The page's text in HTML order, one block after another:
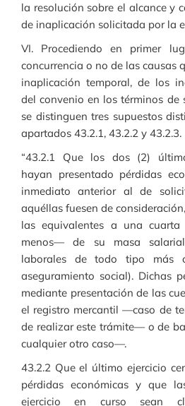
la resolución sobre el alcance y
de inaplicación solicitada por la
VI. Procediendo en primer
concurrencia o no de las causas
inaplicación temporal, de los
del convenio en los términos de
se distinguen tres supuestos
apartados 43.2.1, 43.2.2 y 43.2.3.
“43.2.1 Que los dos (2)
hayan presentado pérdidas
inmediato anterior al de
aquéllas fuesen de
las equivalentes a una
menos— de su masa
laborales de todo tipo más
aseguramiento social). Dichas
mediante presentación de las
el registro mercantil —caso de
de realizar este trámite— o de
cualquier otro caso—.
43.2.2 Que el último ejercicio
pérdidas económicas y que
ejercicio en curso sean